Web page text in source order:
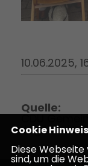
10.06.2025,
Quelle:
CDU
Jugenheim
Cookie Hinweis
Diese
sind, um die